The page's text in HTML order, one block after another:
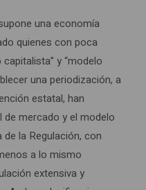
una economía
quienes con poca
y “modelo
una periodización, a
estatal, han
mercado y el modelo
la Regulación, con
a lo mismo
extensiva y